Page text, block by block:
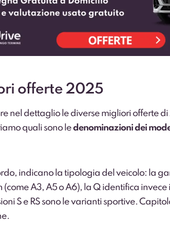
offerte 2025
nel dettaglio le diverse migliori offerte
quali sono ledenominazioni dei
indicano la tipologia del veicolo: la
A3, A5 o A6), la Q identifica invece
S e RS sono le varianti sportive.